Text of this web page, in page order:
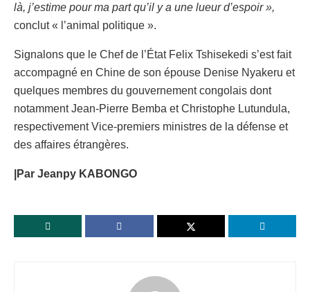
là, j’estime pour ma part qu’il y a une lueur d’espoir »,
conclut « l’animal politique ».
Signalons que le Chef de l’État Felix Tshisekedi s’est fait
accompagné en Chine de son épouse Denise Nyakeru et
quelques membres du gouvernement congolais dont
notamment Jean-Pierre Bemba et Christophe Lutundula,
respectivement Vice-premiers ministres de la défense et
des affaires étrangères.
|Par Jeanpy KABONGO